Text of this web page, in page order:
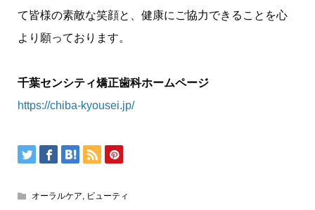
て皆様の素敵な笑顔と、健康にご協力できることを心
より願っております。
千葉センシティ矯正歯科ホームページ
https://chiba-kyousei.jp/
オーラルケア, ビューティ